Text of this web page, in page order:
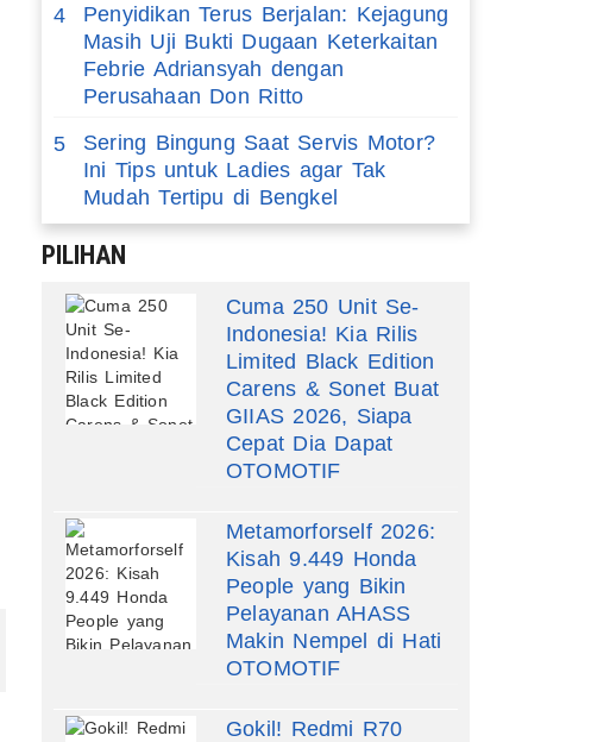
4
Penyidikan Terus Berjalan: Kejagung
Masih Uji Bukti Dugaan Keterkaitan
Febrie Adriansyah dengan
Perusahaan Don Ritto
5
Sering Bingung Saat Servis Motor?
Ini Tips untuk Ladies agar Tak
Mudah Tertipu di Bengkel
PILIHAN
Cuma 250 Unit Se-
Indonesia! Kia Rilis
Limited Black Edition
Carens & Sonet Buat
GIIAS 2026, Siapa
Cepat Dia Dapat
OTOMOTIF
Metamorforself 2026:
Kisah 9.449 Honda
People yang Bikin
Pelayanan AHASS
Makin Nempel di Hati
OTOMOTIF
Gokil! Redmi R70